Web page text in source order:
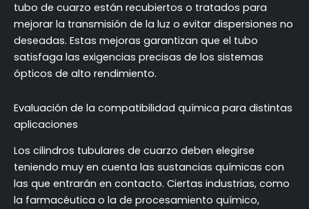
tubo de cuarzo están recubiertos o tratados para
mejorar la transmisión de la luz o evitar dispersiones no
deseadas. Estas mejoras garantizan que el tubo
satisfaga las exigencias precisas de los sistemas
ópticos de alto rendimiento.
Evaluación de la compatibilidad química para distintas
aplicaciones
Los cilindros tubulares de cuarzo deben elegirse
teniendo muy en cuenta las sustancias químicas con
las que entrarán en contacto. Ciertas industrias, como
la farmacéutica o la de procesamiento químico,